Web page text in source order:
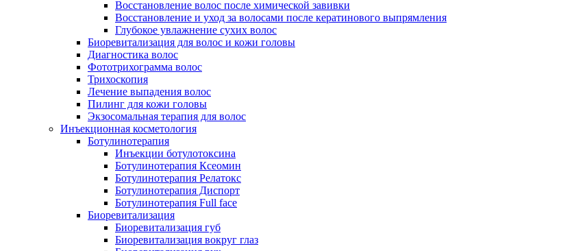
Восстановление волос после химической завивки
Восстановление и уход за волосами после кератинового выпрямления
Глубокое увлажнение сухих волос
Биоревитализация для волос и кожи головы
Диагностика волос
Фототрихограмма волос
Трихоскопия
Лечение выпадения волос
Пилинг для кожи головы
Экзосомальная терапия для волос
Инъекционная косметология
Ботулинотерапия
Инъекции ботулотоксина
Ботулинотерапия Ксеомин
Ботулинотерапия Релатокс
Ботулинотерапия Диспорт
Ботулинотерапия Full face
Биоревитализация
Биоревитализация губ
Биоревитализация вокруг глаз